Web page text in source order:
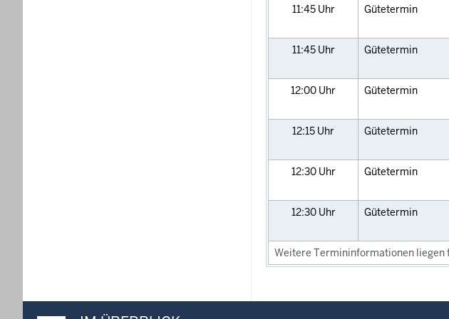
11:45 Uhr Gütetermin
11:45 Uhr Gütetermin
12:00 Uhr Gütetermin
12:15 Uhr Gütetermin
12:30 Uhr Gütetermin
12:30 Uhr Gütetermin
Weitere Termininformationen liegen